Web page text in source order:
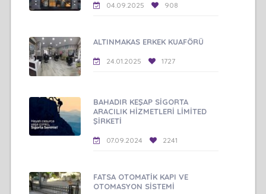
04.09.2025 908
ALTINMAKAS ERKEK KUAFÖRÜ
24.01.2025 1727
BAHADIR KEŞAP SİGORTA
ARACILIK HİZMETLERİ LİMİTED
ŞİRKETİ
07.09.2024 2241
FATSA OTOMATİK KAPI VE
OTOMASYON SİSTEMİ